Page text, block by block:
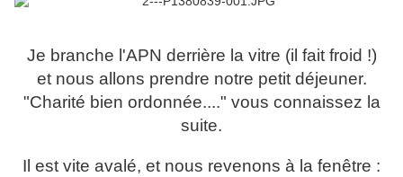
Je branche l'APN derrière la vitre (il fait froid !)
et nous allons prendre notre petit déjeuner.
"Charité bien ordonnée...." vous connaissez la
suite.
Il est vite avalé, et nous revenons à la fenêtre :